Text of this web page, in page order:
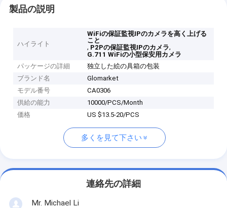
製品の説明
ハイライト
WiFiの保証監視IPのカメラを高く上げる
こと
, P2Pの保証監視IPのカメラ,
G.711 WiFiの小型保安用カメラ
パッケージの詳細
独立した絵の具箱の包装
ブランド名
Glomarket
モデル番号
CA0306
供給の能力
10000/PCS/Month
価格
US $13.5-20/PCS
多くを見て下さい
連絡先の詳細
Mr. Michael Li